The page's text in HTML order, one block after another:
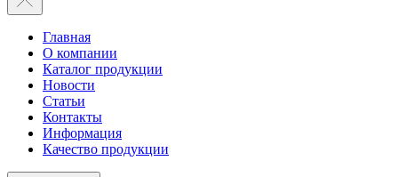
Главная
О компании
Каталог продукции
Новости
Статьи
Контакты
Информация
Качество продукции